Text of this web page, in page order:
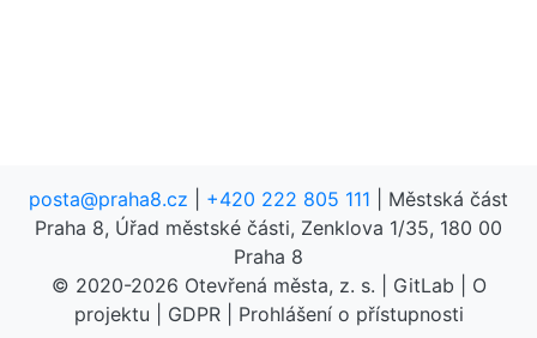
posta@praha8.cz +420 222 805 111 | Městská část
Praha 8, Úřad městské části, Zenklova 1/35, 180 00
Praha 8
© 2020-2026 Otevřená města, z. s. GitLab
O
projektu
GDPR| Prohlášení o přístupnosti